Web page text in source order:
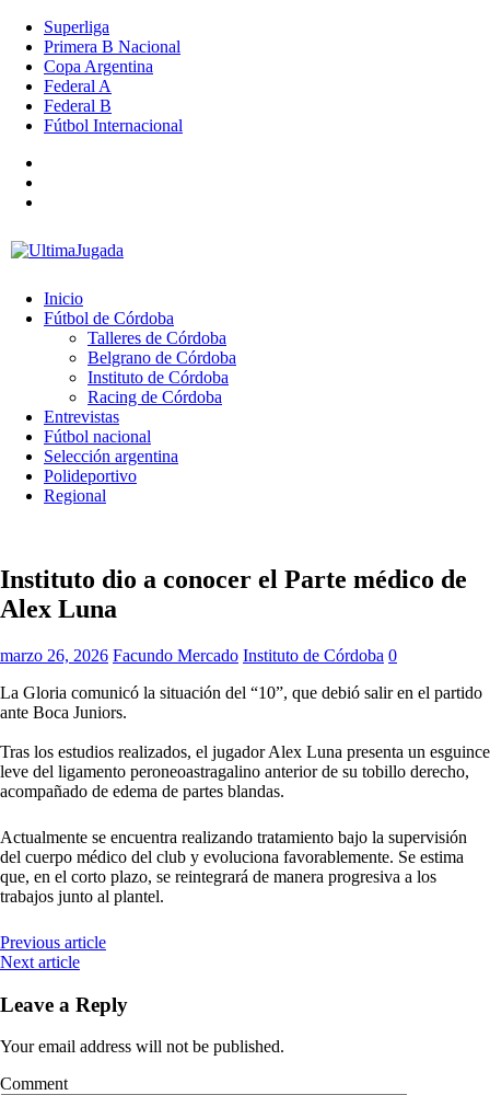
Superliga
Primera B Nacional
Copa Argentina
Federal A
Federal B
Fútbol Internacional
Inicio
Fútbol de Córdoba
Talleres de Córdoba
Belgrano de Córdoba
Instituto de Córdoba
Racing de Córdoba
Entrevistas
Fútbol nacional
Selección argentina
Polideportivo
Regional
Instituto dio a conocer el Parte médico de
Alex Luna
marzo 26, 2026 Facundo Mercado Instituto de Córdoba 0
La Gloria comunicó la situación del “10”, que debió salir en el partido
ante Boca Juniors.
Tras los estudios realizados, el jugador Alex Luna presenta un esguince
leve del ligamento peroneoastragalino anterior de su tobillo derecho,
acompañado de edema de partes blandas.
Actualmente se encuentra realizando tratamiento bajo la supervisión
del cuerpo médico del club y evoluciona favorablemente. Se estima
que, en el corto plazo, se reintegrará de manera progresiva a los
trabajos junto al plantel.
Previous article
Next article
Leave a Reply
Your email address will not be published.
Comment